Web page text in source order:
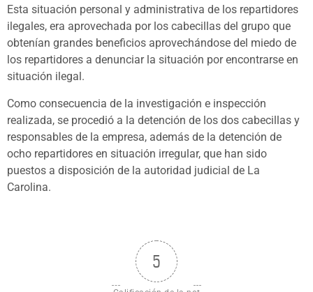
Esta situación personal y administrativa de los repartidores
ilegales, era aprovechada por los cabecillas del grupo que
obtenían grandes beneficios aprovechándose del miedo de
los repartidores a denunciar la situación por encontrarse en
situación ilegal.
Como consecuencia de la investigación e inspección
realizada, se procedió a la detención de los dos cabecillas y
responsables de la empresa, además de la detención de
ocho repartidores en situación irregular, que han sido
puestos a disposición de la autoridad judicial de La
Carolina.
5